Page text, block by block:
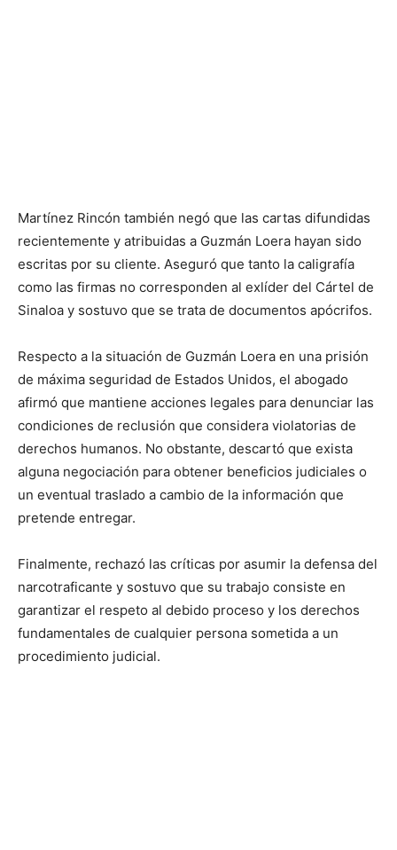
Martínez Rincón también negó que las cartas difundidas
recientemente y atribuidas a Guzmán Loera hayan sido
escritas por su cliente. Aseguró que tanto la caligrafía
como las firmas no corresponden al exlíder del Cártel de
Sinaloa y sostuvo que se trata de documentos apócrifos.
Respecto a la situación de Guzmán Loera en una prisión
de máxima seguridad de Estados Unidos, el abogado
afirmó que mantiene acciones legales para denunciar las
condiciones de reclusión que considera violatorias de
derechos humanos. No obstante, descartó que exista
alguna negociación para obtener beneficios judiciales o
un eventual traslado a cambio de la información que
pretende entregar.
Finalmente, rechazó las críticas por asumir la defensa del
narcotraficante y sostuvo que su trabajo consiste en
garantizar el respeto al debido proceso y los derechos
fundamentales de cualquier persona sometida a un
procedimiento judicial.